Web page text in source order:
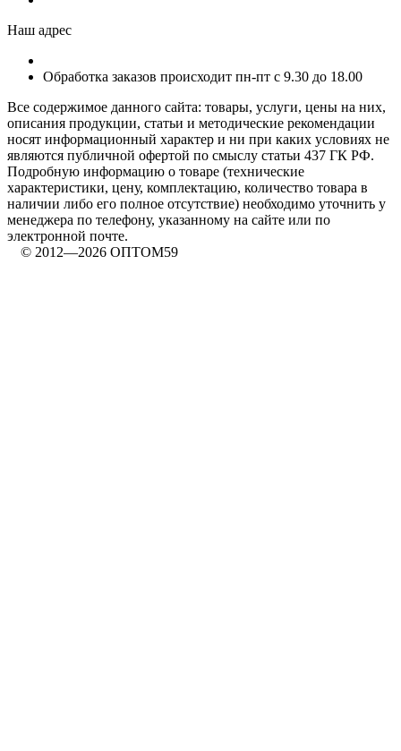
Наш адрес
Обработка заказов происходит пн-пт с 9.30 до 18.00
Все содержимое данного сайта: товары, услуги, цены на них,
описания продукции, статьи и методические рекомендации
носят информационный характер и ни при каких условиях не
являются публичной офертой по смыслу статьи 437 ГК РФ.
Подробную информацию о товаре (технические
характеристики, цену, комплектацию, количество товара в
наличии либо его полное отсутствие) необходимо уточнить у
менеджера по телефону, указанному на сайте или по
электронной почте.
© 2012—2026 ОПТОМ59